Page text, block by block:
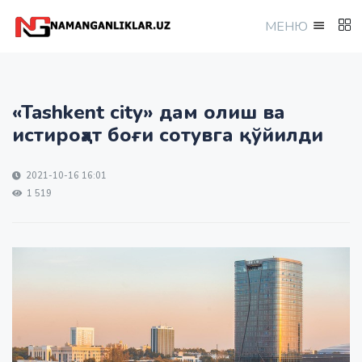
МEНЮ
«Tashkent city» дам олиш ва
истироҳат боғи сотувга қўйилди
2021-10-16 16:01
1 519